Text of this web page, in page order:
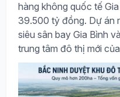
hàng không quốc tế
39.500 tỷ đồng. Dự án
siêu sân bay Gia Bình
trung tâm đô thị mới